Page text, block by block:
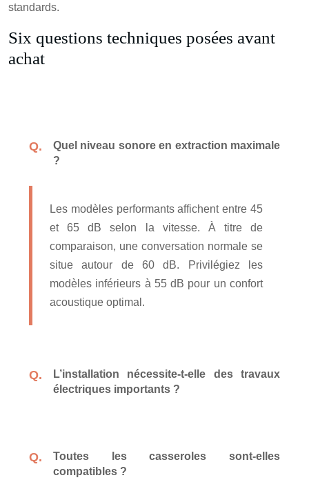
standards.
Six questions techniques posées avant
achat
Quel niveau sonore en extraction maximale
?
Les modèles performants affichent entre 45
et 65 dB selon la vitesse. À titre de
comparaison, une conversation normale se
situe autour de 60 dB. Privilégiez les
modèles inférieurs à 55 dB pour un confort
acoustique optimal.
L’installation nécessite-t-elle des travaux
électriques importants ?
Toutes les casseroles sont-elles
compatibles ?